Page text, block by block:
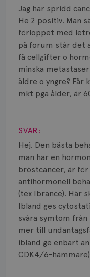
Jag har spridd
He 2 positiv. Man
förloppet med
på forum står det
få cellgifter o
minska
äldre o yngre? Får
mkt pga ålder, är
Visa svar
SVAR:
Hej. Den bästa
man har en
bröstcancer, är
antihormonell
(tex Ibrance). Här
Ibland ges
svåra symtom
mer till
ibland ge enbart
CDK4/6-
Biverkningar
Bröstvårta
Knöl
Läkemedel
Typ av bröstcancer
Prognos
Risker
Spridd bröstcancer
Strålning
Vätska